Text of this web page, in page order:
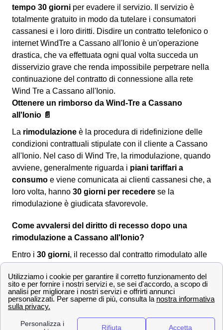
tempo 30 giorni per evadere il servizio. Il servizio è
totalmente gratuito in modo da tutelare i consumatori
cassanesi e i loro diritti. Disdire un contratto telefonico o
internet WindTre a Cassano all'Ionio è un'operazione
drastica, che va effettuata ogni qual volta succeda un
disservizio grave che renda impossibile perpetrare nella
continuazione del contratto di connessione alla rete
Wind Tre a Cassano all'Ionio.
Ottenere un rimborso da Wind-Tre a Cassano
all'Ionio 📄
La rimodulazione è la procedura di ridefinizione delle
condizioni contrattuali stipulate con il cliente a Cassano
all'Ionio. Nel caso di Wind Tre, la rimodulazione, quando
avviene, generalmente riguarda i piani tariffari a
consumo e viene comunicata ai clienti cassanesi che, a
loro volta, hanno 30 giorni per recedere se la
rimodulazione è giudicata sfavorevole.
Come avvalersi del diritto di recesso dopo una
rimodulazione a Cassano all'Ionio?
Entro i 30 giorni, il recesso dal contratto rimodulato alle
cassanesi. Per comunicare la volontà di recesso si
dovrà utilizzare uno dei seguenti canali:
Servizio clienti Wind-Tre: contattabile al159
Raccomandata A/R a:Wind Tre S.p.A. CD